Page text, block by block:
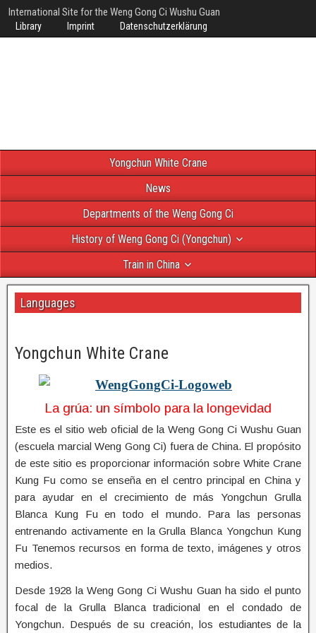
International Site for the Weng Gong Ci Wushu Guan
Library Imprint Datenschutzerklärung
Yongchun White Crane
News
Departments of the Weng Gong Ci
History of Weng Gong Ci (Yongchun)
Train in China
Languages
Yongchun White Crane
La grúa: un símbolo para la longevidad
Este es el sitio web oficial de la Weng Gong Ci Wushu Guan
(escuela marcial Weng Gong Ci) fuera de China. El propósito
de este sitio es proporcionar información sobre White Crane
Kung Fu como se enseña en el centro principal en China y
para ayudar en el crecimiento de más Yongchun Grulla
Blanca Kung Fu en todo el mundo. Para las personas
entrenando activamente en la Grulla Blanca Yongchun Kung
Fu Tenemos recursos en forma de texto, imágenes y otros
medios.
Desde 1928 la Weng Gong Ci Wushu Guan ha sido el punto
focal de la Grulla Blanca tradicional en el condado de
Yongchun. Después de su creación, los estudiantes de la